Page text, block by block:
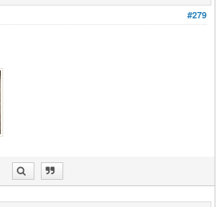
#279